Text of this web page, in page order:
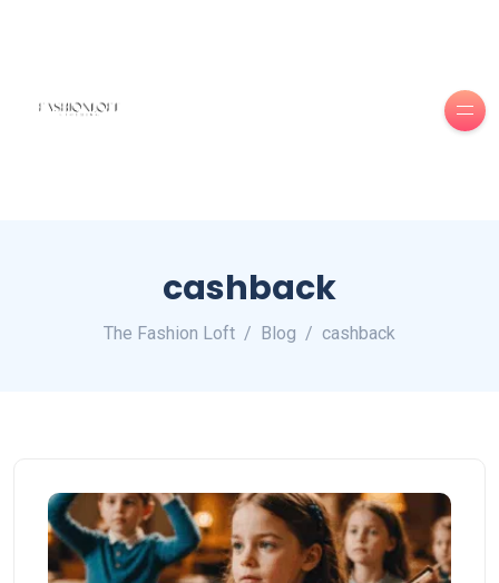
cashback
The Fashion Loft Blog cashback